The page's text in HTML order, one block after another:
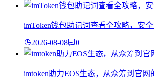
imToken钱包助记词查看全攻略，安
2026-08-08 0
imtoken助力EOS生态，从众筹到官网